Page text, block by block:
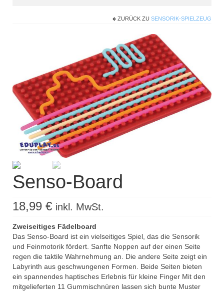
Versandarten
Kisus Katalog anfordern
Newsletter
Kontakt
Log In / Mein Konto
Products
search
ZURÜCK ZU SENSORIK-SPIELZEUG
Senso-Board
18,99 € inkl. MwSt.
Zweiseitiges Fädelboard
Das Senso-Board ist ein vielseitiges Spiel, das die Sensorik
und Feinmotorik fördert. Sanfte Noppen auf der einen Seite
regen die taktile Wahrnehmung an. Die andere Seite zeigt ein
Labyrinth aus geschwungenen Formen. Beide Seiten bieten
ein spannendes haptisches Erlebnis für kleine Finger Mit den
mitgelieferten 11 Gummischnüren lassen sich bunte Muster